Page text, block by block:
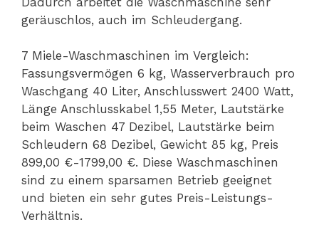
geräuschlos, auch im Schleudergang.
7 Miele-Waschmaschinen im Vergleich:
Fassungsvermögen 6 kg, Wasserverbrauch pro
Waschgang 40 Liter, Anschlusswert 2400 Watt,
Länge Anschlusskabel 1,55 Meter, Lautstärke
beim Waschen 47 Dezibel, Lautstärke beim
Schleudern 68 Dezibel, Gewicht 85 kg, Preis
899,00 €-1799,00 €. Diese Waschmaschinen
sind zu einem sparsamen Betrieb geeignet
und bieten ein sehr gutes Preis-Leistungs-
Verhältnis.